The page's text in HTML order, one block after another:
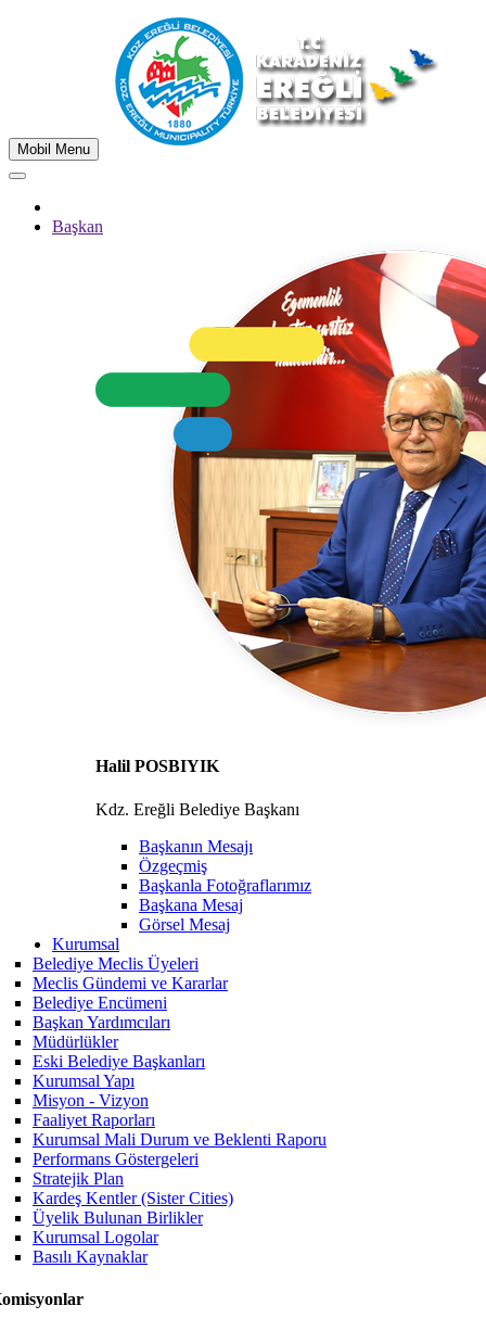
Mobil Menu
Başkan
Halil POSBIYIK
Kdz. Ereğli Belediye Başkanı
Başkanın Mesajı
Özgeçmiş
Başkanla Fotoğraflarımız
Başkana Mesaj
Görsel Mesaj
Kurumsal
Belediye Meclis Üyeleri
Meclis Gündemi ve Kararlar
Belediye Encümeni
Başkan Yardımcıları
Müdürlükler
Eski Belediye Başkanları
Kurumsal Yapı
Misyon - Vizyon
Faaliyet Raporları
Kurumsal Mali Durum ve Beklenti Raporu
Performans Göstergeleri
Stratejik Plan
Kardeş Kentler (Sister Cities)
Üyelik Bulunan Birlikler
Kurumsal Logolar
Basılı Kaynaklar